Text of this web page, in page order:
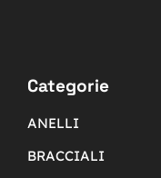
Categorie
ANELLI
BRACCIALI